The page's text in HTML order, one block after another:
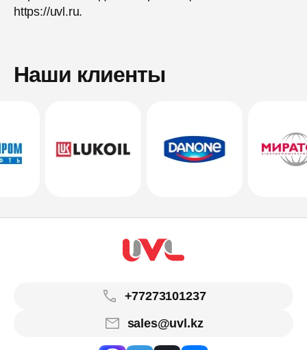
https://uvl.ru.
Наши клиенты
+77273101237
sales@uvl.kz